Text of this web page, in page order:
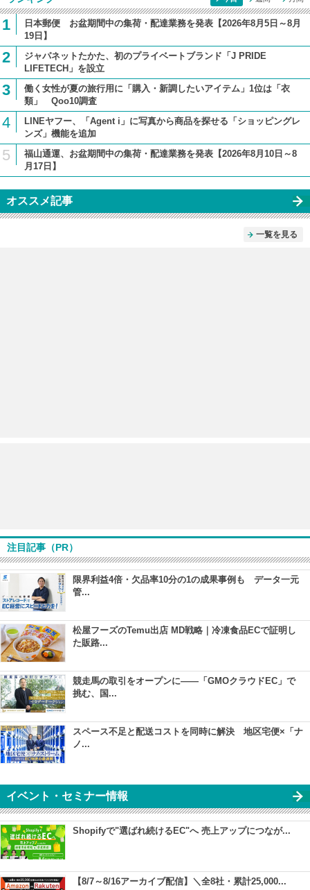
1
日本郵便 お盆期間中の集荷・配達業務を発表【2026年8月5日～8月
19日】
2
ジャパネットたかた、初のプライベートブランド「J PRIDE
LIFETECH」を設立
3
働く女性が夏の旅行用に「購入・新調したいアイテム」1位は「衣
類」 Qoo10調査
4
LINEヤフー、「Agent i」に写真から商品を探せる「ショッピングレ
ンズ」機能を追加
5
福山通運、お盆期間中の集荷・配達業務を発表【2026年8月10日～8
月17日】
オススメ記事
一覧を見る
注目記事（PR）
限界利益4倍・欠品率10分の1の成果事例も データ一元
管...
松屋フーズのTemu出店 MD戦略｜冷凍食品ECで証明し
た販路...
競走馬の取引をオープンに――「GMOクラウドEC」で
挑む、国...
スペース不足と配送コストを同時に解決 地区宅便×「ナ
ノ...
イベント・セミナー情報
Shopifyで"選ばれ続けるEC"へ 売上アップにつなが...
【8/7～8/16アーカイブ配信】＼全8社・累計25,000...